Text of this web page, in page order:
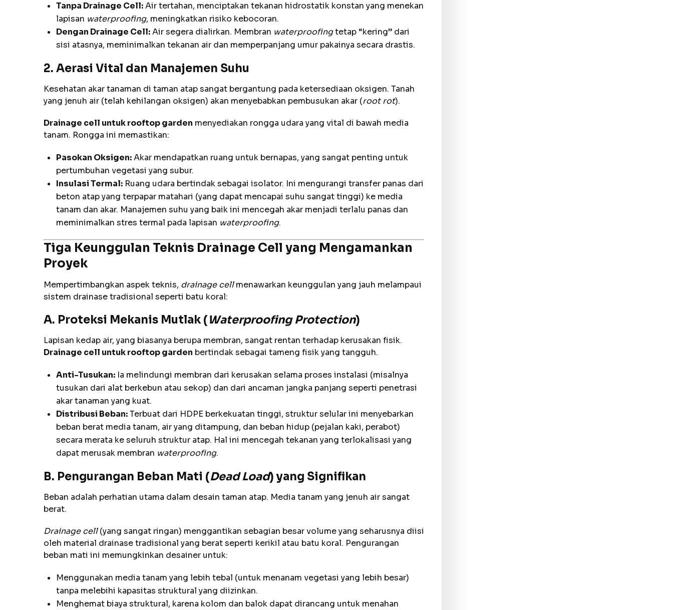
Tanpa Drainage Cell:Air tertahan, menciptakan tekanan hidrostatik konstan yang menekan
lapisan waterproofing, meningkatkan risiko kebocoran.
Dengan Drainage Cell:Air segera dialirkan. Membran waterproofingtetap “kering” dari
sisi atasnya, meminimalkan tekanan air dan memperpanjang umur pakainya secara drastis.
2. Aerasi Vital dan Manajemen Suhu
Kesehatan akar tanaman di taman atap sangat bergantung pada ketersediaan oksigen. Tanah
yang jenuh air (telah kehilangan oksigen) akan menyebabkan pembusukan akar (root rot).
Drainage cell untuk rooftop garden menyediakan rongga udara yang vital di bawah media
tanam. Rongga ini memastikan:
Pasokan Oksigen:Akar mendapatkan ruang untuk bernapas, yang sangat penting untuk
pertumbuhan vegetasi yang subur.
Insulasi Termal: Ruang udara bertindak sebagai isolator. Ini mengurangi transfer panas dari
beton atap yang terpapar matahari (yang dapat mencapai suhu sangat tinggi) ke media
tanam dan akar. Manajemen suhu yang baik ini mencegah akar menjadi terlalu panas dan
meminimalkan stres termal pada lapisan waterproofing.
Tiga Keunggulan Teknis Drainage Cell yang Mengamankan
Proyek
Mempertimbangkan aspek teknis, drainage cellmenawarkan keunggulan yang jauh melampaui
sistem drainase tradisional seperti batu koral:
A. Proteksi Mekanis Mutlak (Waterproofing Protection)
Lapisan kedap air, yang biasanya berupa membran, sangat rentan terhadap kerusakan fisik.
Drainage cell untuk rooftop garden bertindak sebagai tameng fisik yang tangguh.
Anti-Tusukan: Ia melindungi membran dari kerusakan selama proses instalasi (misalnya
tusukan dari alat berkebun atau sekop) dan dari ancaman jangka panjang seperti penetrasi
akar tanaman yang kuat.
Distribusi Beban:Terbuat dari HDPE berkekuatan tinggi, struktur selular ini menyebarkan
beban berat media tanam, air yang ditampung, dan beban hidup (pejalan kaki, perabot)
secara merata ke seluruh struktur atap. Hal ini mencegah tekanan yang terlokalisasi yang
dapat merusak membran waterproofing.
B. Pengurangan Beban Mati (Dead Load) yang Signifikan
Beban adalah perhatian utama dalam desain taman atap. Media tanam yang jenuh air sangat
berat.
Drainage cell(yang sangat ringan) menggantikan sebagian besar volume yang seharusnya diisi
oleh material drainase tradisional yang berat seperti kerikil atau batu koral. Pengurangan
beban mati ini memungkinkan desainer untuk:
Menggunakan media tanam yang lebih tebal (untuk menanam vegetasi yang lebih besar)
tanpa melebihi kapasitas struktural yang diizinkan.
Menghemat biaya struktural, karena kolom dan balok dapat dirancang untuk menahan